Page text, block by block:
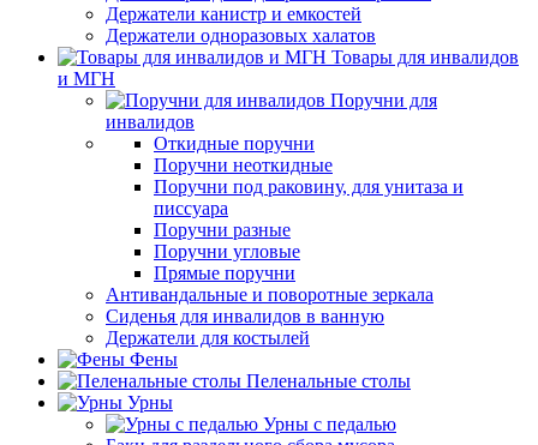
Держатели канистр и емкостей
Держатели одноразовых халатов
Товары для инвалидов
и МГН
Поручни для
инвалидов
Откидные поручни
Поручни неоткидные
Поручни под раковину, для унитаза и
писсуара
Поручни разные
Поручни угловые
Прямые поручни
Антивандальные и поворотные зеркала
Сиденья для инвалидов в ванную
Держатели для костылей
Фены
Пеленальные столы
Урны
Урны с педалью